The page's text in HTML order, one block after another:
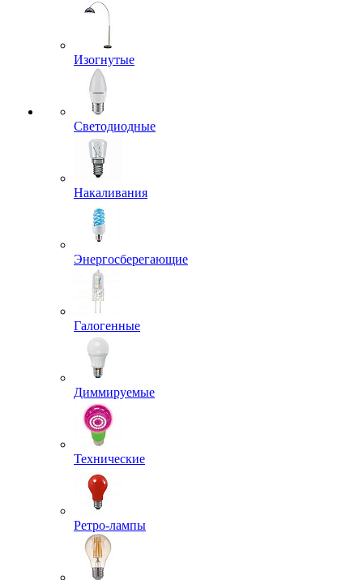
Изогнутые
Светодиодные
Накаливания
Энергосберегающие
Галогенные
Диммируемые
Технические
Ретро-лампы